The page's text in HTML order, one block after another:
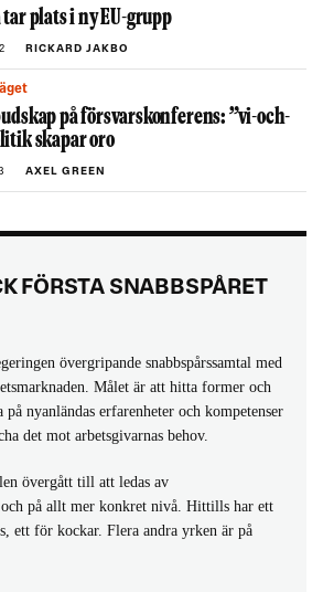
plats i ny EU-grupp
RICKARD JAKBO
på försvarskonferens: ”vi-och-
skapar oro
AXEL GREEN
FÖRSTA SNABBSPÅRET
övergripande snabbspårssamtal med
Målet är att hitta former och
nyanländas erfarenheter och kompetenser
det mot arbetsgivarnas behov.
övergått till att ledas av
på allt mer konkret nivå. Hittills har ett
ett för kockar. Flera andra yrken är på